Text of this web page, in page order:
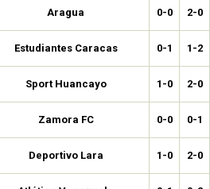
Aragua 0-0 2-0
Estudiantes Caracas 0-1 1-2
Sport Huancayo 1-0 2-0
Zamora FC 0-0 0-1
Deportivo Lara 1-0 2-0